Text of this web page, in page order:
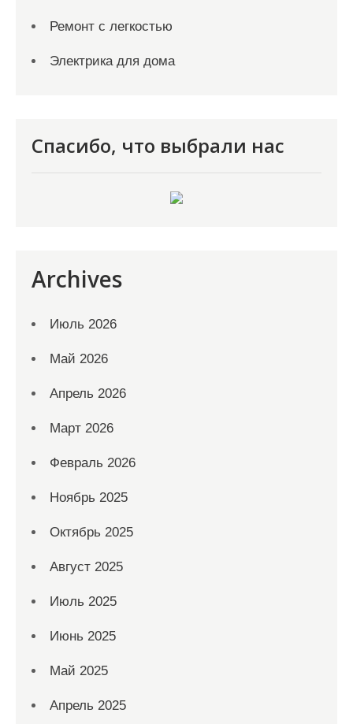
Ремонт с легкостью
Электрика для дома
Спасибо, что выбрали нас
Archives
Июль 2026
Май 2026
Апрель 2026
Март 2026
Февраль 2026
Ноябрь 2025
Октябрь 2025
Август 2025
Июль 2025
Июнь 2025
Май 2025
Апрель 2025